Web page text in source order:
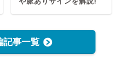
記事一覧